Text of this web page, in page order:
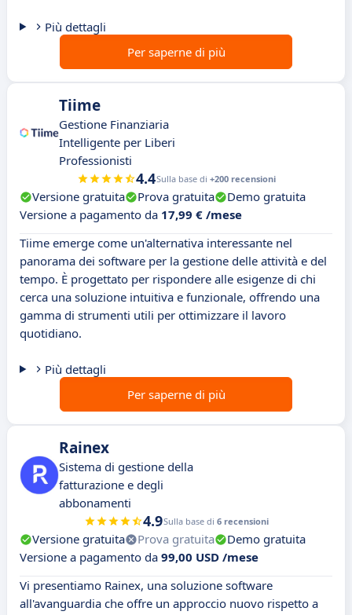
Più dettagli
Per saperne di più
Tiime
Gestione Finanziaria
Intelligente per Liberi
Professionisti
4.4Sulla base di +200 recensioni
Versione gratuita Prova gratuita
Demo gratuita
Versione a pagamento da 17,99 € /mese
Tiime emerge come un'alternativa interessante nel
panorama dei software per la gestione delle attività e del
tempo. È progettato per rispondere alle esigenze di chi
cerca una soluzione intuitiva e funzionale, offrendo una
gamma di strumenti utili per ottimizzare il lavoro
quotidiano.
Più dettagli
Per saperne di più
Rainex
Sistema di gestione della
fatturazione e degli
abbonamenti
4.9Sulla base di 6 recensioni
Versione gratuita Prova gratuita
Demo gratuita
Versione a pagamento da 99,00 USD /mese
Vi presentiamo Rainex, una soluzione software
all'avanguardia che offre un approccio nuovo rispetto a